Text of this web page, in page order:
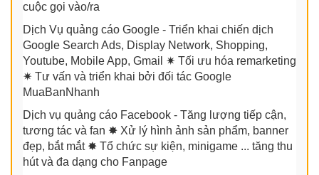
cuộc gọi vào/ra
Dịch Vụ quảng cáo Google - Triển khai chiến dịch
Google Search Ads, Display Network, Shopping,
Youtube, Mobile App, Gmail ✷ Tối ưu hóa remarketing
✷ Tư vấn và triển khai bởi đối tác Google
MuaBanNhanh
Dịch vụ quảng cáo Facebook - Tăng lượng tiếp cận,
tương tác và fan ✸ Xử lý hình ảnh sản phẩm, banner
đẹp, bắt mắt ✸ Tổ chức sự kiện, minigame ... tăng thu
hút và đa dạng cho Fanpage